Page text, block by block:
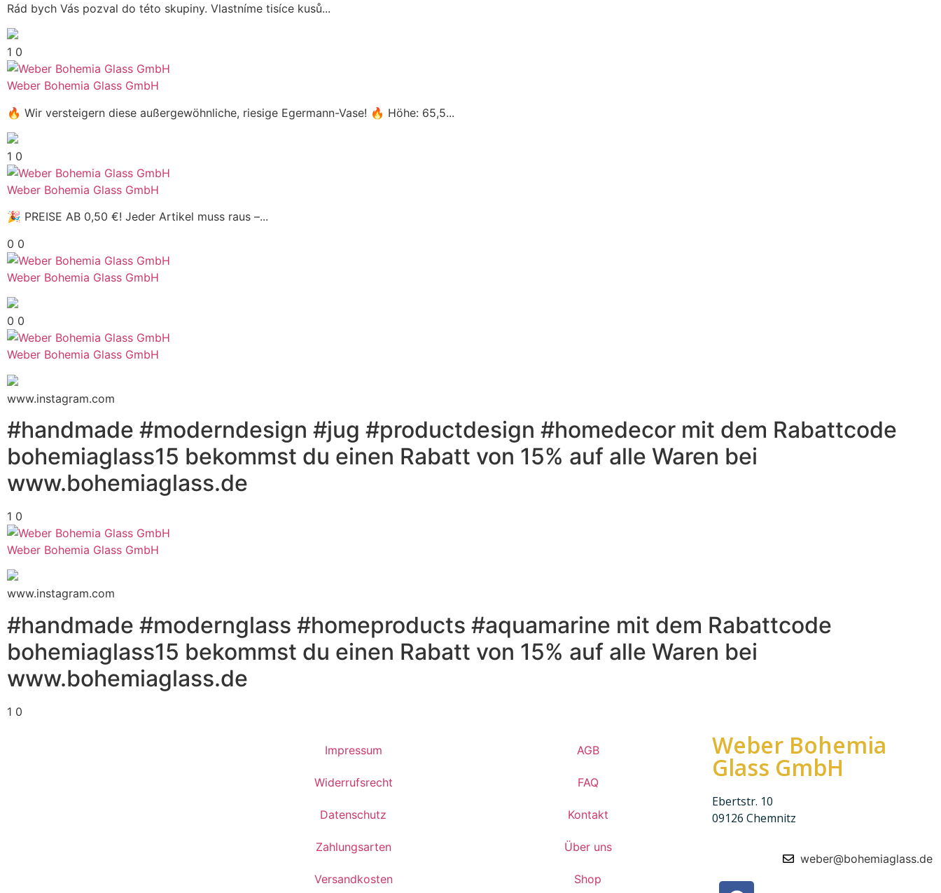
Rád bych Vás pozval do této skupiny. Vlastníme tisíce kusů...
1 0
Weber Bohemia Glass GmbH
🔥 Wir versteigern diese außergewöhnliche, riesige Egermann-Vase! 🔥 Höhe: 65,5...
1 0
Weber Bohemia Glass GmbH
🎉 PREISE AB 0,50 €! Jeder Artikel muss raus –...
0 0
Weber Bohemia Glass GmbH
0 0
Weber Bohemia Glass GmbH
www.instagram.com
#handmade #moderndesign #jug #productdesign #homedecor mit dem Rabattcode
bohemiaglass15 bekommst du einen Rabatt von 15% auf alle Waren bei
www.bohemiaglass.de
1 0
Weber Bohemia Glass GmbH
www.instagram.com
#handmade #modernglass #homeproducts #aquamarine mit dem Rabattcode
bohemiaglass15 bekommst du einen Rabatt von 15% auf alle Waren bei
www.bohemiaglass.de
1 0
Impressum
Widerrufsrecht
Datenschutz
Zahlungsarten
Versandkosten
AGB
FAQ
Kontakt
Über uns
Shop
Weber Bohemia
Glass GmbH
Ebertstr. 10
09126 Chemnitz
weber@bohemiaglass.de